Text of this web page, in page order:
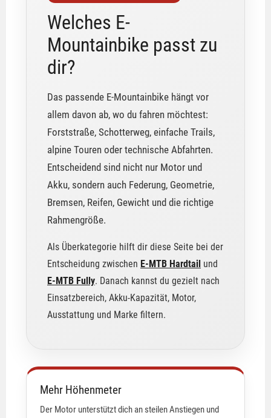
Welches E-
Mountainbike passt zu
dir?
Das passende E-Mountainbike hängt vor
allem davon ab, wo du fahren möchtest:
Forststraße, Schotterweg, einfache Trails,
alpine Touren oder technische Abfahrten.
Entscheidend sind nicht nur Motor und
Akku, sondern auch Federung, Geometrie,
Bremsen, Reifen, Gewicht und die richtige
Rahmengröße.
Als Überkategorie hilft dir diese Seite bei der
Entscheidung zwischen E-MTB Hardtail und
E-MTB Fully. Danach kannst du gezielt nach
Einsatzbereich, Akku-Kapazität, Motor,
Ausstattung und Marke filtern.
Mehr Höhenmeter
Der Motor unterstützt dich an steilen Anstiegen und